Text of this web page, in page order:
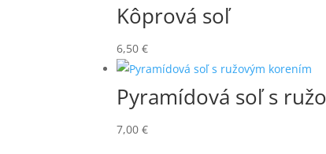
Kôprová soľ
6,50€
Pyramídová soľ s
7,00€